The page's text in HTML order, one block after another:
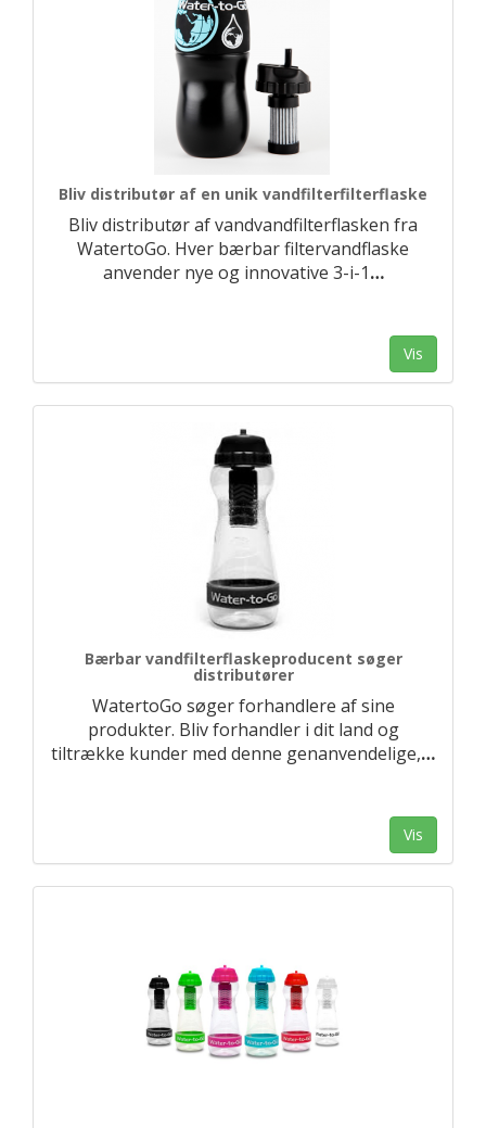
Bliv distributør af en unik vandfilterfilterflaske
Bliv distributør af vandvandfilterflasken fra
WatertoGo. Hver bærbar filtervandflaske
anvender nye og innovative 3-i-1…
Vis
Bærbar vandfilterflaskeproducent søger
distributører
WatertoGo søger forhandlere af sine
produkter. Bliv forhandler i dit land og
tiltrække kunder med denne genanvendelige,…
Vis